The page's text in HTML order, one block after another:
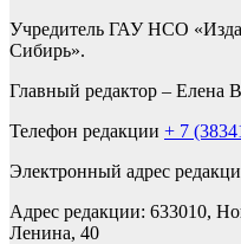
Учредитель ГАУ НСО
Сибирь».
Главный редактор – Елена
Телефон редакции + 7
Электронный адрес
Адрес редакции: 633010,
Ленина, 40